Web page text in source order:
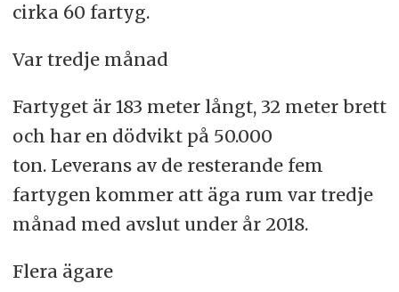
cirka 60 fartyg.
Var tredje månad
Fartyget är 183 meter långt, 32 meter brett
och har en dödvikt på 50.000
ton. Leverans av de resterande fem
fartygen kommer att äga rum var tredje
månad med avslut under år 2018.
Flera ägare